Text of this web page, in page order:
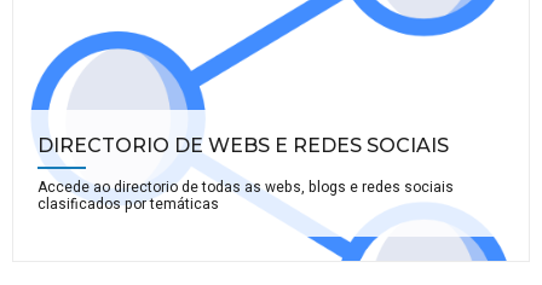
DIRECTORIO DE WEBS E REDES SOCIAIS
Accede ao directorio de todas as webs, blogs e redes sociais
clasificados por temáticas